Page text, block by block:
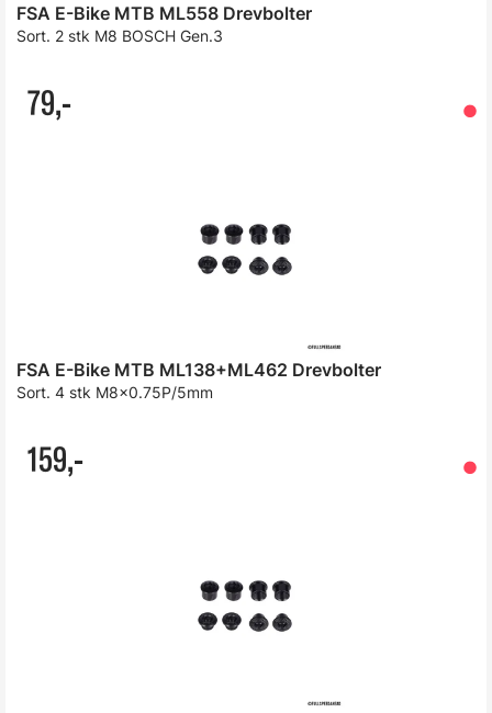
FSA E-Bike MTB ML558 Drevbolter
Sort. 2 stk M8 BOSCH Gen.3
79,-
FSA E-Bike MTB ML138+ML462 Drevbolter
Sort. 4 stk M8x0.75P/5mm
159,-